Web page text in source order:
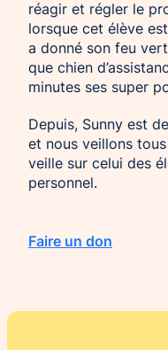
réagir et régler le
lorsque cet élève
a donné son feu
que chien
minutes ses super
Depuis, Sunny est
et nous veillons
veille sur celui des
personnel.
Faire un don